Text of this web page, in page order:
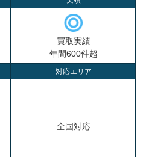
買取実績
年間600件超
対応エリア
全国対応